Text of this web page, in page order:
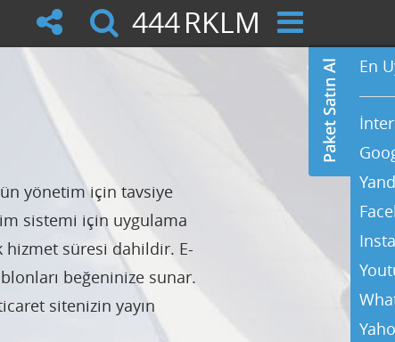
444RKLM
yönetim için tavsiye
sistemi için uygulama
hizmet süresi dahildir. E-
beğeninize sunar.
sitenizin yayın
En